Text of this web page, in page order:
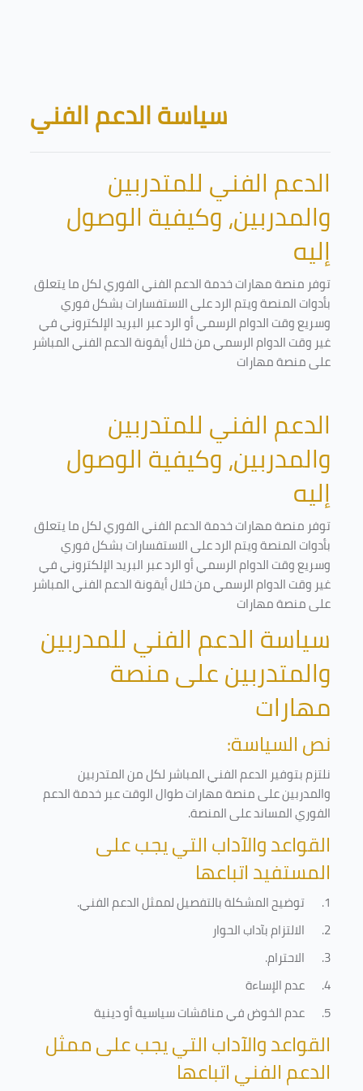
Blocks
سياسة الدعم الفني
الدعم الفني للمتدربين
والمدربين، وكيفية الوصول
إليه
توفر منصة مهارات خدمة الدعم الفني الفوري لكل ما يتعلق
بأدوات المنصة ويتم الرد على الاستفسارات بشكل فوري
وسريع وقت الدوام الرسمي أو الرد عبر البريد الإلكتروني في
غير وقت الدوام الرسمي من خلال أيقونة الدعم الفني المباشر
على منصة مهارات
الدعم الفني للمتدربين
والمدربين، وكيفية الوصول
إليه
توفر منصة مهارات خدمة الدعم الفني الفوري لكل ما يتعلق
بأدوات المنصة ويتم الرد على الاستفسارات بشكل فوري
وسريع وقت الدوام الرسمي أو الرد عبر البريد الإلكتروني في
غير وقت الدوام الرسمي من خلال أيقونة الدعم الفني المباشر
على منصة مهارات
سياسة الدعم الفني للمدربين
والمتدربين على منصة
مهارات
نص السياسة:
نلتزم بتوفير الدعم الفني المباشر لكل من المتدربين
والمدربين على منصة مهارات طوال الوقت عبر خدمة الدعم
الفوري المساند على المنصة.
القواعد والآداب التي يجب على
المستفيد اتباعها
1. توضيح المشكلة بالتفصيل لممثل الدعم الفني.
2.
الالتزام بآداب الحوار
3.
الاحترام.
4.
عدم الإساءة
5.
عدم الخوض في مناقشات سياسية أو دينية
القواعد والآداب التي يجب على ممثل
الدعم الفني اتباعها